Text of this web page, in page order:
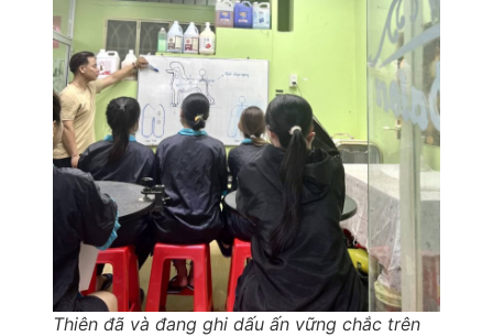
Thiên đã và đang ghi dấu ấn vững chắc trên